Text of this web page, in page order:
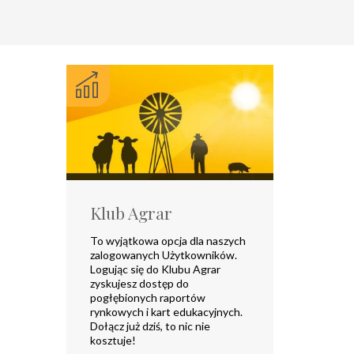
Klub Agrar
To wyjątkowa opcja dla naszych
zalogowanych Użytkowników.
Logując się do Klubu Agrar
zyskujesz dostęp do
pogłębionych raportów
rynkowych i kart edukacyjnych.
Dołącz już dziś, to nic nie
kosztuje!